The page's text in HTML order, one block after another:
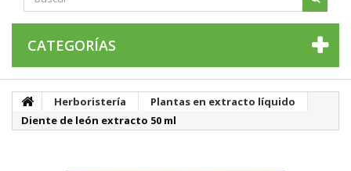
CATEGORÍAS
Herboristería
Plantas en extracto líquido
Diente de león extracto 50 ml